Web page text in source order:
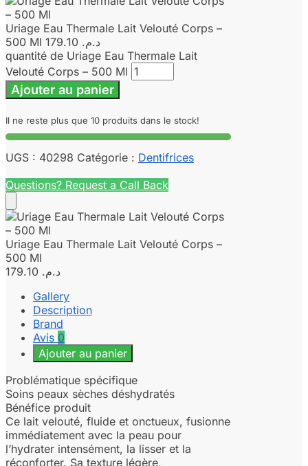
Uriage Eau Thermale Lait Velouté Corps –
500 Ml
د.م.
quantité de Uriage Eau Thermale Lait
Velouté Corps – 500 Ml
Ajouter au panier
Il ne reste plus que 10 produits dans le stock!
UGS : 40298 Catégorie : Dentifrices
Questions? Request a Call Back
Uriage Eau Thermale Lait Velouté Corps –
500 Ml
د.م.
Gallery
Description
Brand
Avis 0
Ajouter au panier
Problématique spécifique
Soins peaux sèches déshydratés
Bénéfice produit
Ce lait velouté, fluide et onctueux, fusionne
immédiatement avec la peau pour
l’hydrater intensément, la lisser et la
réconforter. Sa texture légère,